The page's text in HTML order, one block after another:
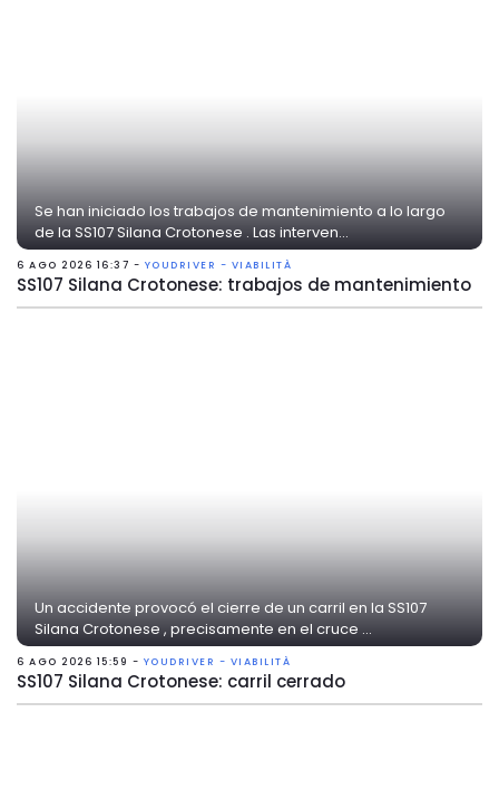
Se han iniciado los trabajos de mantenimiento a lo largo
de la SS107 Silana Crotonese . Las interven...
6 AGO 2026 16:37 - YOUDRIVER - VIABILITÀ
SS107 Silana Crotonese: trabajos de mantenimiento
Un accidente provocó el cierre de un carril en la SS107
Silana Crotonese , precisamente en el cruce ...
6 AGO 2026 15:59 - YOUDRIVER - VIABILITÀ
SS107 Silana Crotonese: carril cerrado